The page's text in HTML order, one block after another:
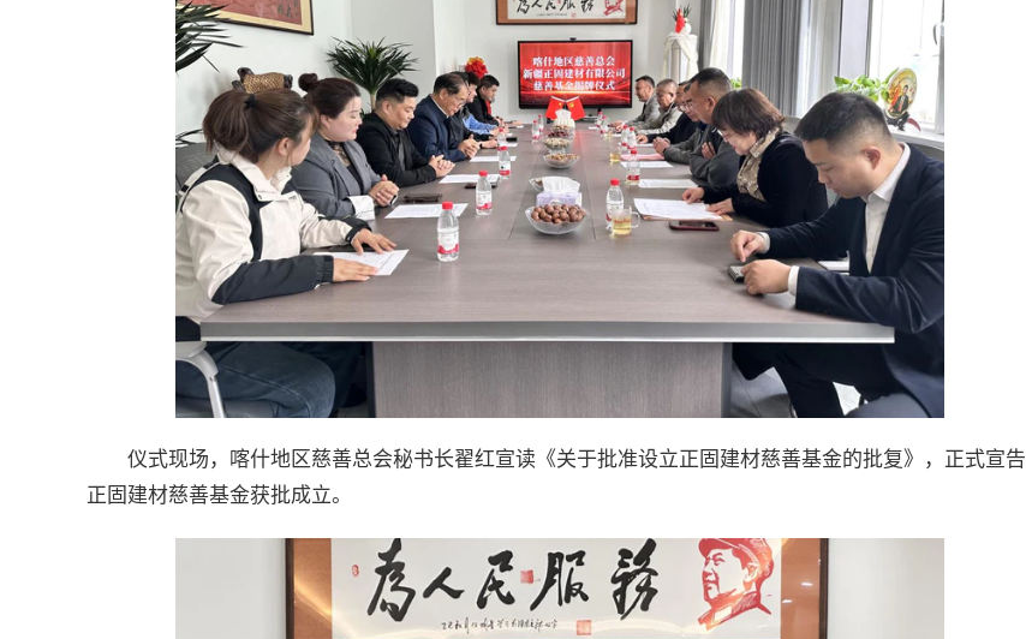
仪式现场，喀什地区慈善总会秘书长翟红宣读《关于批准设立正固建材慈善基金的批复》，正式宣告
正固建材慈善基金获批成立。